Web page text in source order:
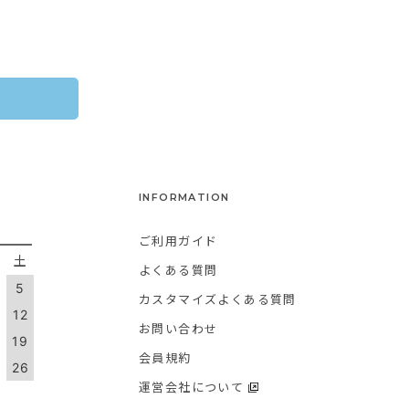
土
5
12
19
26
INFORMATION
ご利用ガイド
よくある質問
カスタマイズよくある質問
お問い合わせ
会員規約
運営会社について